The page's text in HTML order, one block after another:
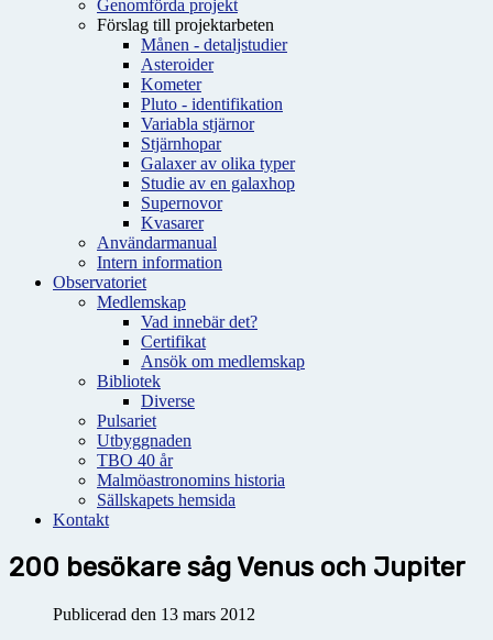
Genomförda projekt
Förslag till projektarbeten
Månen - detaljstudier
Asteroider
Kometer
Pluto - identifikation
Variabla stjärnor
Stjärnhopar
Galaxer av olika typer
Studie av en galaxhop
Supernovor
Kvasarer
Användarmanual
Intern information
Observatoriet
Medlemskap
Vad innebär det?
Certifikat
Ansök om medlemskap
Bibliotek
Diverse
Pulsariet
Utbyggnaden
TBO 40 år
Malmöastronomins historia
Sällskapets hemsida
Kontakt
200 besökare såg Venus och Jupiter
Publicerad den 13 mars 2012